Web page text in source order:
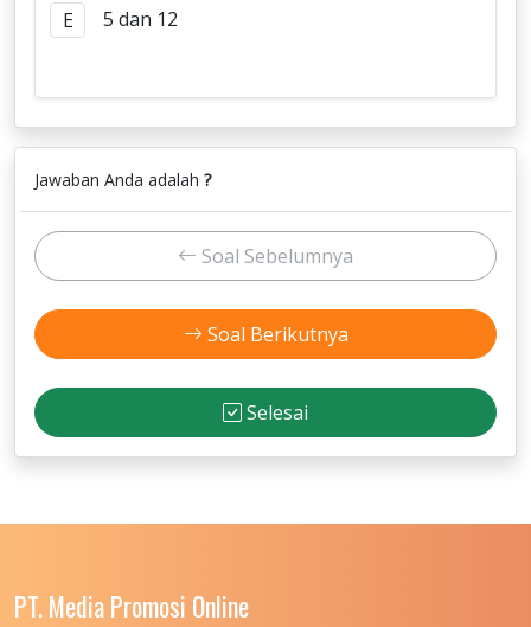
E 5 dan 12
Jawaban Anda adalah ?
Soal Sebelumnya
Soal Berikutnya
Selesai
PT. Media Promosi Online